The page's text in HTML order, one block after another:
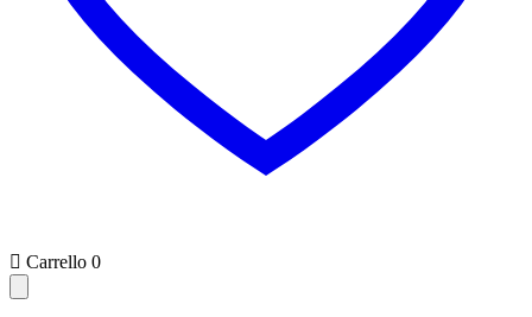
 Carrello 0